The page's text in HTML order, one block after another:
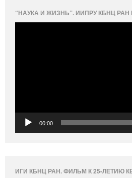
“НАУКА И ЖИЗНЬ”. ИИПРУ КБНЦ РАН
00:00
ИГИ КБНЦ РАН. ФИЛЬМ К 25-ЛЕТИЮ